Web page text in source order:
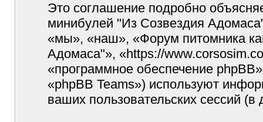
Это соглашение подробно
минибулей "Из Созвездия
«мы», «наш», «Форум питомника
Адомаса"», «https://
«программное обеспечение
«phpBB Teams») используют
ваших пользовательских сессий